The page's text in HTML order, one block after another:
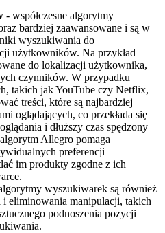
- współczesne algorytmy
bardziej zaawansowane i są w
wyszukiwania do
użytkowników. Na przykład
do lokalizacji użytkownika,
czynników. W przypadku
takich jak YouTube czy Netflix,
treści, które są najbardziej
oglądających, co przekłada się
i dłuższy czas spędzony
Allegro pomaga
preferencji
im produkty zgodne z ich
wyszukiwarek są również
eliminowania manipulacji, takich
podnoszenia pozycji